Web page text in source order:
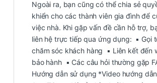
Ngoài ra, bạn cũng có thể chia sẻ
khiển cho các thành viên gia đình để
việc nhà. Khi gặp vấn đề cần hỗ trợ,
liên hệ trực tiếp qua ứng dụng: ▪ Gọi
chăm sóc khách hàng ▪ Liên kết đến
bảo hành ▪ Các câu hỏi thường gặp
Hướng dẫn sử dụng *Video hướng